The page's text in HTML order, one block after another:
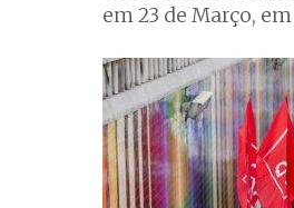
em 23 de Março,